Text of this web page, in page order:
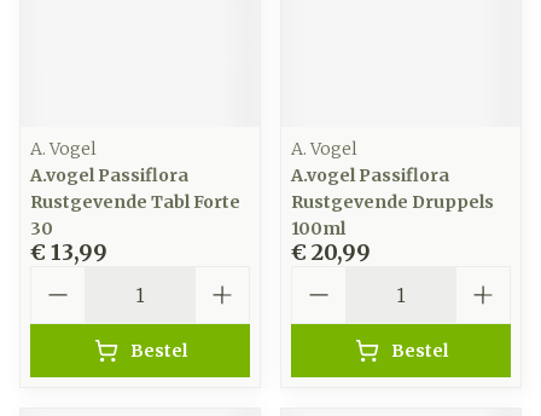
A. Vogel
A.vogel Passiflora
Rustgevende Tabl Forte
30
€ 13,99
Bestel
A. Vogel
A.vogel Passiflora
Rustgevende Druppels
100ml
€ 20,99
Bestel